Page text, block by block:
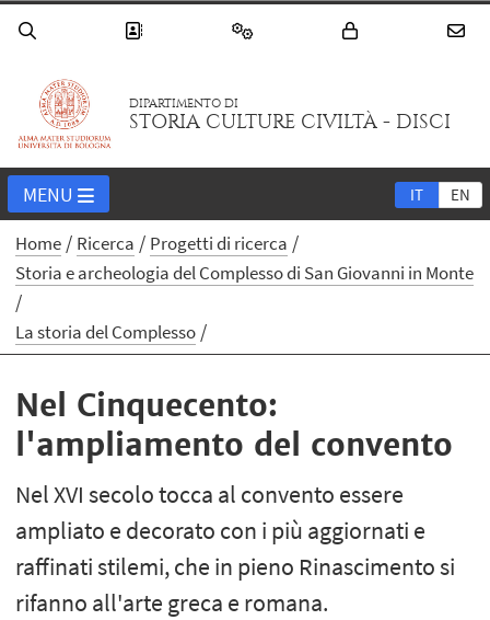
DIPARTIMENTO DI
STORIA CULTURE CIVILTÀ - DISCI
IT EN
MENU
Home Ricerca
Progetti di ricerca
Storia e archeologia del Complesso di San Giovanni in Monte
La storia del Complesso
Nel Cinquecento:
l'ampliamento del convento
Nel XVI secolo tocca al convento essere
ampliato e decorato con i più aggiornati e
raffinati stilemi, che in pieno Rinascimento si
rifanno all'arte greca e romana.